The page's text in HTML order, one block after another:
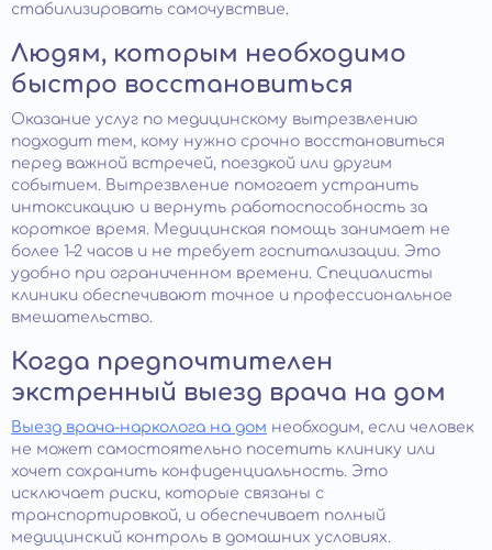
стабилизировать самочувствие.
Людям, которым необходимо
быстро восстановиться
Оказание услуг по медицинскому вытрезвлению
подходит тем, кому нужно срочно восстановиться
перед важной встречей, поездкой или другим
событием. Вытрезвление помогает устранить
интоксикацию и вернуть работоспособность за
короткое время. Медицинская помощь занимает не
более 1–2 часов и не требует госпитализации. Это
удобно при ограниченном времени. Специалисты
клиники обеспечивают точное и профессиональное
вмешательство.
Когда предпочтителен
экстренный выезд врача на дом
Выезд врача-нарколога на дом необходим, если человек
не может самостоятельно посетить клинику или
хочет сохранить конфиденциальность. Это
исключает риски, которые связаны с
транспортировкой, и обеспечивает полный
медицинский контроль в домашних условиях.